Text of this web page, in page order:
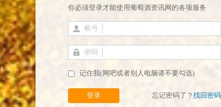
你必须登录才能使用葡萄酒资讯网的各项服务
帐号
密码
记住我(网吧或者别人电脑请不要勾选)
登录 忘记密码了？ 找回密码